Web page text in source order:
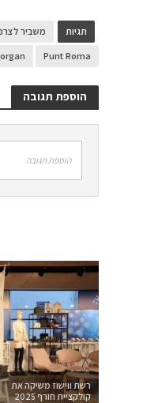
תגיות משביר
Punt Roma
הוספת תגובה
הוספת תגובה
רשת ווישוז משיקה את
קולקציית חורף 2025